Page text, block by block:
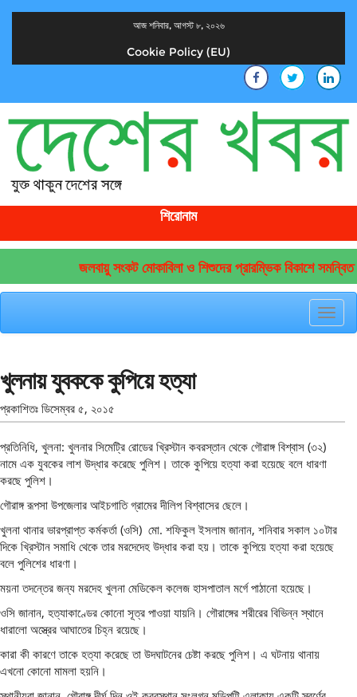
আজ শনিবার, আগস্ট ৮, ২০২৬
Cookie Policy (EU)
শিরোনাম
জলবায়ু সংকট মোকাবিলা ও শিশুদের প্রারম্ভিক বিকাশে সমন্বিত
খুলনায় যুবককে কুপিয়ে হত্যা
প্রকাশিতঃ ডিসেম্বর ৫, ২০১৫
প্রতিনিধি, খুলনা: খুলনার সিমেট্রি রোডের খ্রিস্টান কবরস্তান থেকে গৌরাঙ্গ বিশ্বাস (৩২)
নামে এক যুবকের লাশ উদ্ধার করেছে পুলিশ। তাকে কুপিয়ে হত্যা করা হয়েছে বলে ধারণা
করছে পুলিশ।
গৌরাঙ্গ রূপসা উপজেলার আইচগাতি গ্রামের দীলিপ বিশ্বাসের ছেলে।
খুলনা থানার ভারপ্রাপ্ত কর্মকর্তা (ওসি) মো. শফিকুল ইসলাম জানান, শনিবার সকাল ১০টার
দিকে খ্রিস্টান সমাধি থেকে তার মরদেদেহ উদ্ধার করা হয়। তাকে কুপিয়ে হত্যা করা হয়েছে
বলে পুলিশের ধারণা।
ময়না তদন্তের জন্য মরদেহ খুলনা মেডিকেল কলেজ হাসপাতাল মর্গে পাঠানো হয়েছে।
ওসি জানান, হত্যাকাণ্ডের কোনো সূত্র পাওয়া যায়নি। গৌরাঙ্গের শরীরের বিভিন্ন স্থানে
ধারালো অস্ত্রের আঘাতের চিহ্ন রয়েছে।
কারা কী কারণে তাকে হত্যা করেছে তা উদঘাটনের চেষ্টা করছে পুলিশ। এ ঘটনায় থানায়
এখনো কোনো মামলা হয়নি।